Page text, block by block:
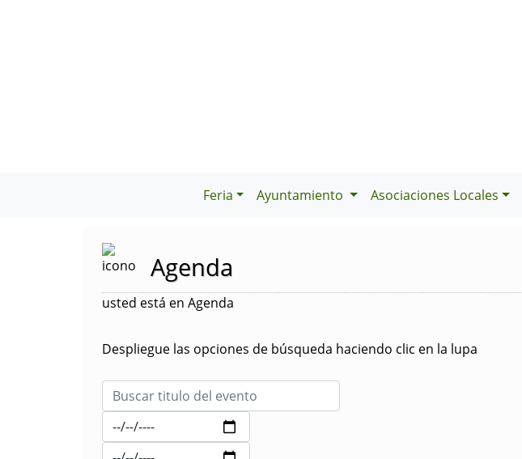
Feria Ayuntamiento Asociaciones Locales
Agenda
usted está en Agenda
Despliegue las opciones de búsqueda haciendo clic en la lupa